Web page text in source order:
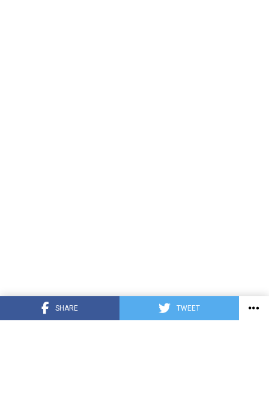
SHARE TWEET